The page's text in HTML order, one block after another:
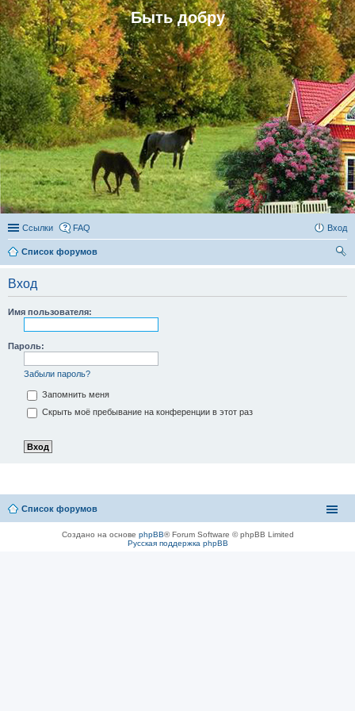
Быть добру
Ссылки FAQ Вход
Список форумов
Вход
Имя пользователя:
Пароль:
Забыли пароль?
Запомнить меня
Скрыть моё пребывание на конференции в этот раз
Список форумов
Создано на основе phpBB® Forum Software © phpBB Limited
Русская поддержка phpBB